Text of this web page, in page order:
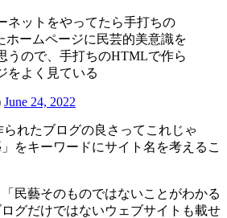
ネットをやってたら手打ちの
ホームページに民芸的美意識を
うので、手打ちのHTMLで作ら
をよく見ている
June 24, 2022
られたブログの良さってこれじゃ
をキーワードにサイト名を考えるこ
民藝そのものではないことがわかる
グだけではないウェブサイトも載せ